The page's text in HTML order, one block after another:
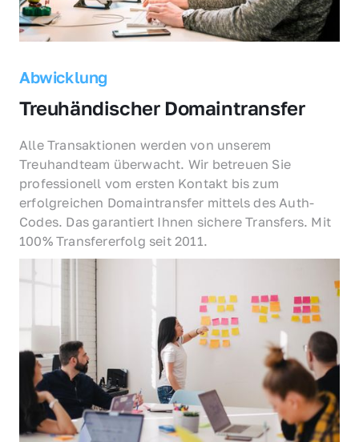
Abwicklung
Treuhändischer Domaintransfer
Alle Transaktionen werden von unserem
Treuhandteam überwacht. Wir betreuen Sie
professionell vom ersten Kontakt bis zum
erfolgreichen Domaintransfer mittels des Auth-
Codes. Das garantiert Ihnen sichere Transfers. Mit
100% Transfererfolg seit 2011.